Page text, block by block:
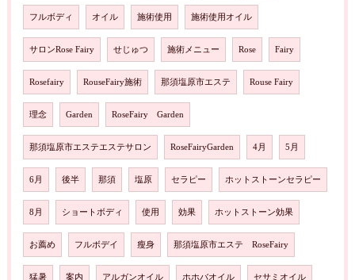
フルボディ オイル 施術使用 施術使用オイル
サロンRose Fairy せじゅつ 施術メニュー Rose Fairy
Rosefairy RouseFairy施術 那須塩原市エステ Rouse Fairy
理念 Garden RoseFairy Garden
那須塩原市エステエステサロン RoseFairyGarden 4月 5月
6月 後半 那須 塩原 セラピー ホットストーンセラピー
8月 ショートボディ 使用 効果 ホットストーン効果
お薦め フルボデイ 瘦身 那須塩原市エステ RoseFairy
猛暑 案内 アルガンオイル ホホバオイル セサミオイル